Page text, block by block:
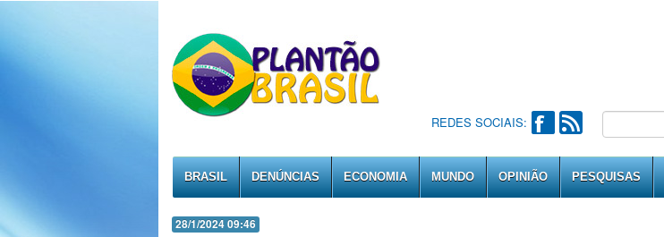
REDES SOCIAIS:
BRASIL DENÚNCIAS ECONOMIA MUNDO OPINIÃO PESQUISAS
28/1/2024 09:46